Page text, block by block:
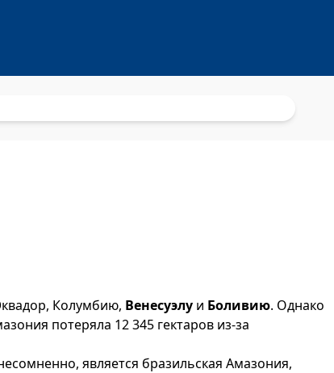
, Колумбию, Венесуэлу и Боливию. Однако
потеряла 12 345 гектаров из-за
является бразильская Амазония,